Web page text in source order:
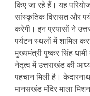
किए जा रहे हैं। यह
सांस्कृतिक विरासत और
करेगी। इन प्रयासों ने
पर्यटन स्थलों में शामिल
मुख्यमंत्री पुष्कर सिंह
नेतृत्व में उत्तराखंड की
पहचान मिली है।
मानसखंड मंदिर माला